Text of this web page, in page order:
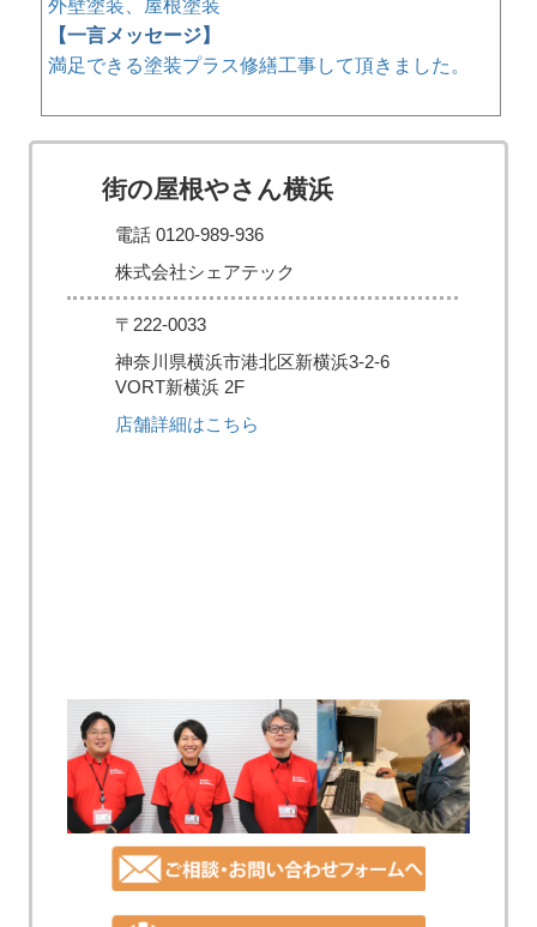
外壁塗装、屋根塗装
【一言メッセージ】
満足できる塗装プラス修繕工事して頂きました。
街の屋根やさん横浜
電話 0120-989-936
株式会社シェアテック
〒222-0033
神奈川県横浜市港北区新横浜3-2-6
VORT新横浜 2F
店舗詳細はこちら